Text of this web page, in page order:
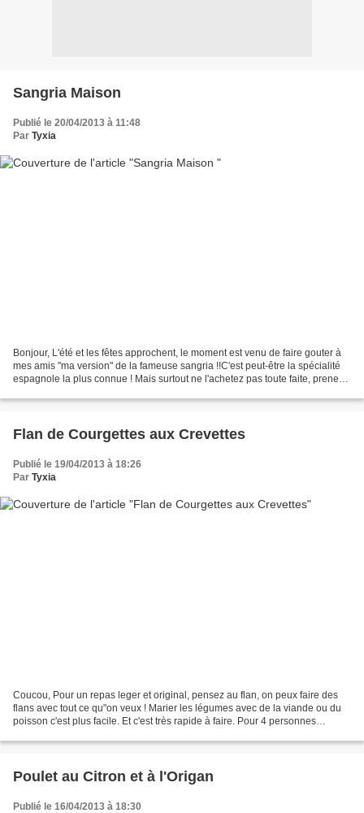
Sangria Maison
Publié le 20/04/2013 à 11:48
Par Tyxia
Bonjour, L'été et les fêtes approchent, le moment est venu de faire gouter à
mes amis "ma version" de la fameuse sangria !!C'est peut-être la spécialité
espagnole la plus connue ! Mais surtout ne l'achetez pas toute faite, prenez
Flan de Courgettes aux Crevettes
Publié le 19/04/2013 à 18:26
Par Tyxia
Coucou, Pour un repas leger et original, pensez au flan, on peux faire des
flans avec tout ce qu"on veux ! Marier les légumes avec de la viande ou du
poisson c'est plus facile. Et c'est très rapide à faire. Pour 4 personnes
Poulet au Citron et à l'Origan
Publié le 16/04/2013 à 18:30